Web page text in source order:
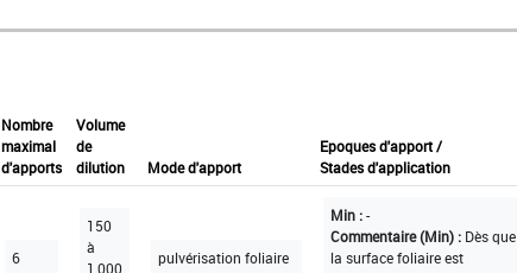
Nombre
maximal
d'apports
Volume
de
dilution
Mode d'apport
Epoques d'apport /
Stades d'application
6
150
à
1 000
pulvérisation foliaire
Min :-
Commentaire (Min) : Dès que
la surface foliaire est